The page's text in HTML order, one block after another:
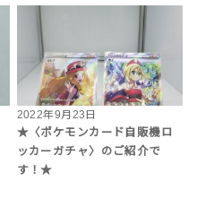
2022年9月23日
★〈ポケモンカード自販機ロ
ッカーガチャ〉のご紹介で
す！★